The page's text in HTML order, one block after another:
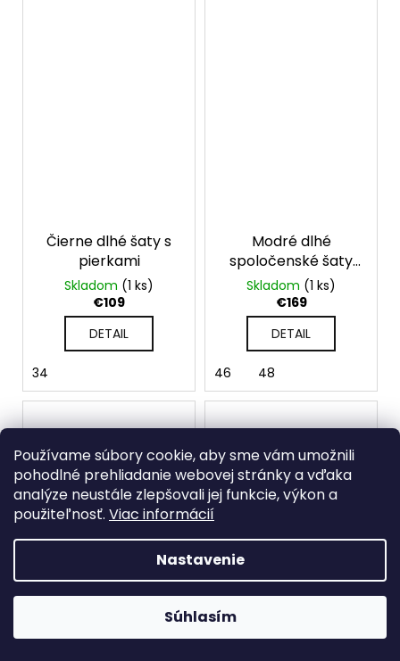
Používame súbory cookie, aby sme vám umožnili
pohodlné prehliadanie webovej stránky a vďaka
analýze neustále zlepšovali jej funkcie, výkon a
použiteľnosť. Viac informácií
Nastavenie
Súhlasím
Čierne dlhé šaty s
pierkami
Skladom (1 ks)
€109
DETAIL
34
Modré dlhé
spoločenské šaty
pre moletky
Skladom (1 ks)
€169
DETAIL
46 48